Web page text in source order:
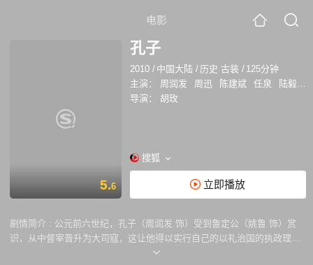
电影
5.6
孔子
2010 / 中国大陆 / 历史 古装 / 125分钟
主演：
周润发 周迅 陈建斌 任泉 陆毅
导演：
胡玫
搜狐
立即播放
剧情简介 : 公元前六世纪，孔子（周润发 饰）受到鲁定公（姚鲁 饰）赏
识，从中督宰晋升为大司寇，这让他得以实行自己的以礼治国的执政理
念。但是，三桓独霸朝纲，也让孔子感受到了重重阻力。他因阻止季桓子